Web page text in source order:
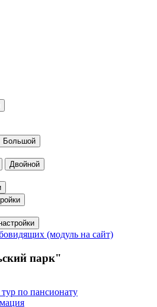
Большой
Двойной
(модуль на сайт)
парк"
по пансионату